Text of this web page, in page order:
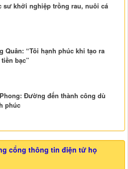
sư khởi nghiệp trồng rau, nuôi cá
Quân: “Tôi hạnh phúc khi tạo ra
bạc”
Đường đến thành công dù
phúc
cổng thông tin điện tử họ